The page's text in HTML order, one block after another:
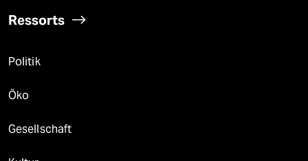
Ressorts
Politik
Öko
Gesellschaft